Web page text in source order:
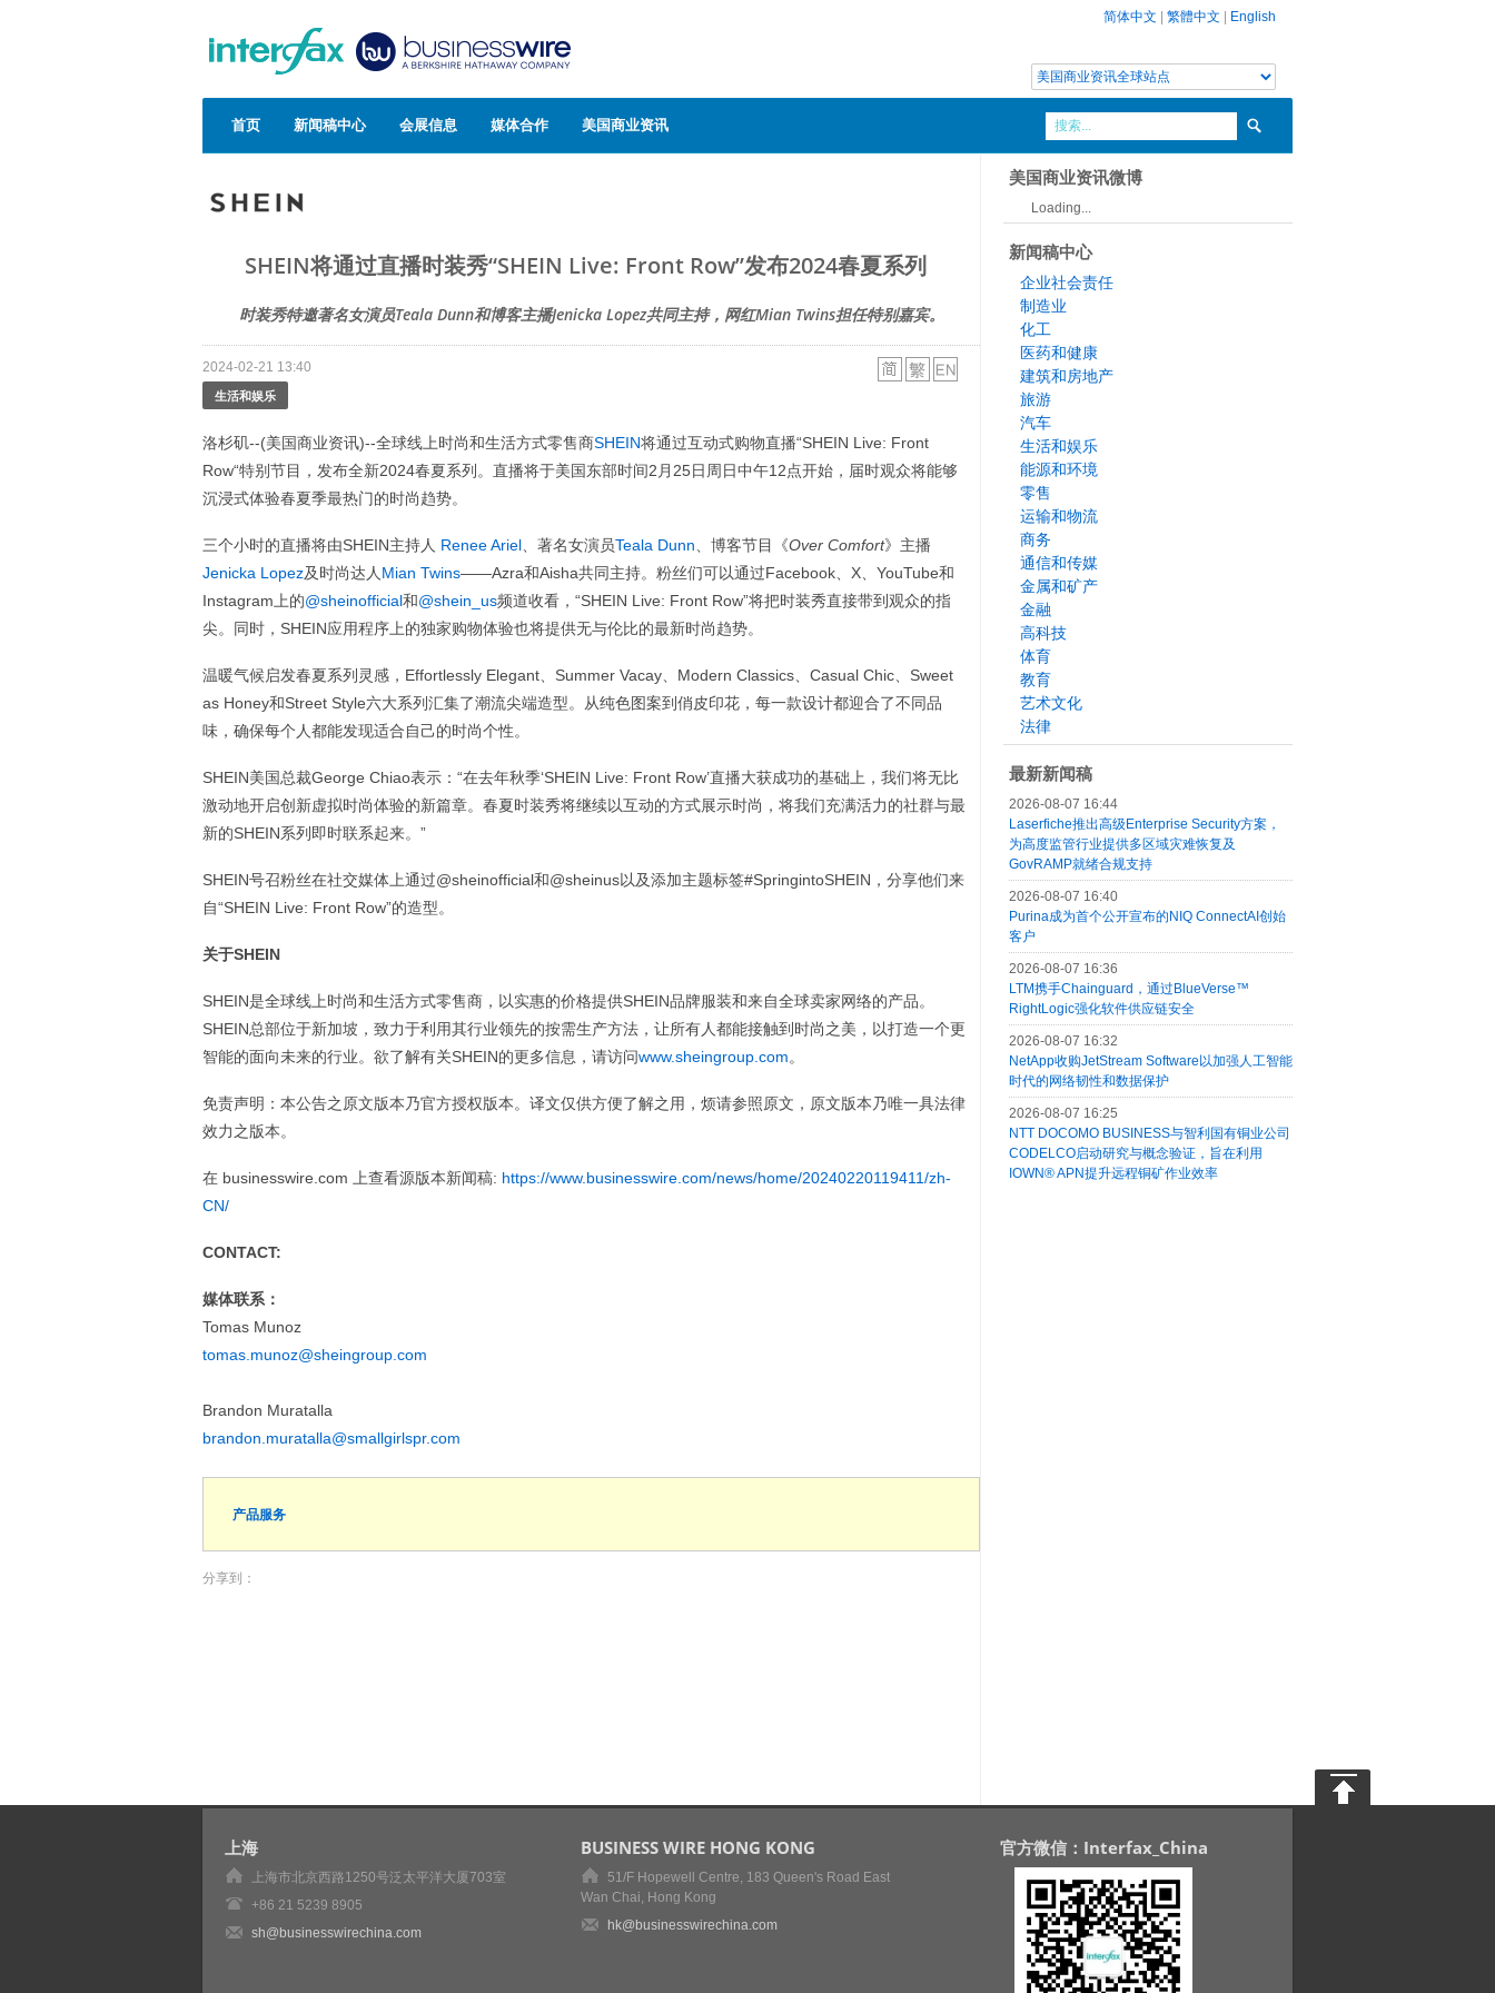
简体中文 繁體中文 English
首页 新闻稿中心 会展信息 媒体合作 美国商业资讯
SHEIN将通过直播时装秀“SHEIN Live: Front Row”发布2024春夏系列
时装秀特邀著名女演员Teala Dunn和博客主播Jenicka Lopez共同主持，网红Mian Twins担任特别嘉宾。
2024-02-21 13:40
生活和娱乐
洛杉矶--(美国商业资讯)--全球线上时尚和生活方式零售商SHEIN将通过互动式购物直播“SHEIN Live: Front
Row“特别节目，发布全新2024春夏系列。直播将于美国东部时间2月25日周日中午12点开始，届时观众将能够
沉浸式体验春夏季最热门的时尚趋势。
三个小时的直播将由SHEIN主持人 Renee Ariel 、著名女演员Teala Dunn 、博客节目《Over Comfort》主播
Jenicka Lopez及时尚达人 Mian Twins——Azra和Aisha共同主持。粉丝们可以通过Facebook、X、YouTube和
Instagram上的@sheinofficial和@shein_us频道收看，“SHEIN Live: Front Row”将把时装秀直接带到观众的指
尖。同时，SHEIN应用程序上的独家购物体验也将提供无与伦比的最新时尚趋势。
温暖气候启发春夏系列灵感，Effortlessly Elegant、Summer Vacay、Modern Classics、Casual Chic、Sweet
as Honey和Street Style六大系列汇集了潮流尖端造型。从纯色图案到俏皮印花，每一款设计都迎合了不同品
味，确保每个人都能发现适合自己的时尚个性。
SHEIN美国总裁George Chiao表示：“在去年秋季‘SHEIN Live: Front Row’直播大获成功的基础上，我们将无比
激动地开启创新虚拟时尚体验的新篇章。春夏时装秀将继续以互动的方式展示时尚，将我们充满活力的社群与最
新的SHEIN系列即时联系起来。”
SHEIN号召粉丝在社交媒体上通过@sheinofficial和@sheinus以及添加主题标签#SpringintoSHEIN，分享他们来
自“SHEIN Live: Front Row”的造型。
关于SHEIN
SHEIN是全球线上时尚和生活方式零售商，以实惠的价格提供SHEIN品牌服装和来自全球卖家网络的产品。
SHEIN总部位于新加坡，致力于利用其行业领先的按需生产方法，让所有人都能接触到时尚之美，以打造一个更
智能的面向未来的行业。欲了解有关SHEIN的更多信息，请访问www.sheingroup.com。
免责声明：本公告之原文版本乃官方授权版本。译文仅供方便了解之用，烦请参照原文，原文版本乃唯一具法律
效力之版本。
在 businesswire.com 上查看源版本新闻稿: https://www.businesswire.com/news/home/20240220119411/zh-
CN/
CONTACT:
媒体联系：
Tomas Munoz
tomas.munoz@sheingroup.com
Brandon Muratalla
brandon.muratalla@smallgirlspr.com
产品服务
分享到：
美国商业资讯微博
Loading...
新闻稿中心
企业社会责任
制造业
化工
医药和健康
建筑和房地产
旅游
汽车
生活和娱乐
能源和环境
零售
运输和物流
商务
通信和传媒
金属和矿产
金融
高科技
体育
教育
艺术文化
法律
最新新闻稿
2026-08-07 16:44
Laserfiche推出高级Enterprise Security方案，
为高度监管行业提供多区域灾难恢复及
GovRAMP就绪合规支持
2026-08-07 16:40
Purina成为首个公开宣布的NIQ ConnectAI创始
客户
2026-08-07 16:36
LTM携手Chainguard，通过BlueVerse™
RightLogic强化软件供应链安全
2026-08-07 16:32
NetApp收购JetStream Software以加强人工智能
时代的网络韧性和数据保护
2026-08-07 16:25
NTT DOCOMO BUSINESS与智利国有铜业公司
CODELCO启动研究与概念验证，旨在利用
IOWN® APN提升远程铜矿作业效率
上海
上海市北京西路1250号泛太平洋大厦703室
+86 21 5239 8905
sh@businesswirechina.com
BUSINESS WIRE HONG KONG
51/F Hopewell Centre, 183 Queen's Road East
Wan Chai, Hong Kong
hk@businesswirechina.com
官方微信：Interfax_China